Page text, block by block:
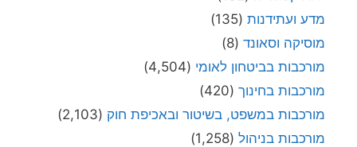
מדע ועתידנות (135)
מוסיקה וסאונד (8)
מורכבות בביטחון לאומי (4,504)
מורכבות בחינוך (420)
מורכבות במשפט, בשיטור ובאכיפת חוק (2,103)
מורכבות בניהול (1,258)